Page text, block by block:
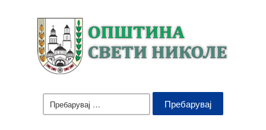
Пребарувај
за: